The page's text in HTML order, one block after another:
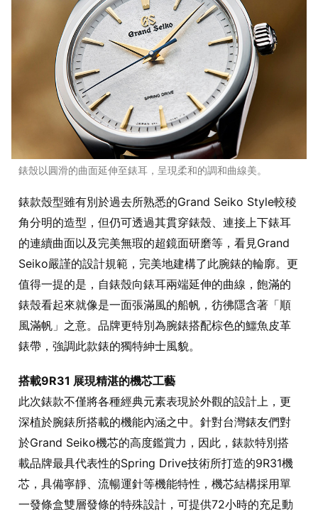
錶殼以圓滑的曲面延伸至錶耳，呈現柔和的調和曲線美。
錶款殼型雖有別於過去所熟悉的Grand Seiko Style較稜
角分明的造型，但仍可透過其貫穿錶殼、連接上下錶耳
的連續曲面以及完美無瑕的超鏡面研磨等，看見Grand
Seiko嚴謹的設計規範，完美地建構了此腕錶的輪廓。更
值得一提的是，自錶殼向錶耳兩端延伸的曲線，飽滿的
錶殼看起來就像是一面張滿風的船帆，彷彿隱含著「順
風滿帆」之意。品牌更特別為腕錶搭配棕色的鱷魚皮革
錶帶，強調此款錶的獨特紳士風貌。
搭載9R31 展現精湛的機芯工藝
此次錶款不僅將各種經典元素表現於外觀的設計上，更
深植於腕錶所搭載的機能內涵之中。針對台灣錶友們對
於Grand Seiko機芯的高度鑑賞力，因此，錶款特別搭
載品牌最具代表性的Spring Drive技術所打造的9R31機
芯，具備寧靜、流暢運針等機能特性，機芯結構採用單
一發條盒雙層發條的特殊設計，可提供72小時的充足動